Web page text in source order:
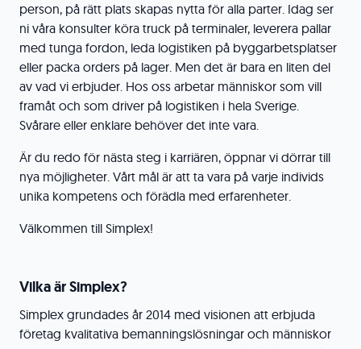
person, på rätt plats skapas nytta för alla parter. Idag ser
ni våra konsulter köra truck på terminaler, leverera pallar
med tunga fordon, leda logistiken på byggarbetsplatser
eller packa orders på lager. Men det är bara en liten del
av vad vi erbjuder. Hos oss arbetar människor som vill
framåt och som driver på logistiken i hela Sverige.
Svårare eller enklare behöver det inte vara.
Är du redo för nästa steg i karriären, öppnar vi dörrar till
nya möjligheter. Vårt mål är att ta vara på varje individs
unika kompetens och förädla med erfarenheter.
Välkommen till Simplex!
Vilka är Simplex?
Simplex grundades år 2014 med visionen att erbjuda
företag kvalitativa bemanningslösningar och människor